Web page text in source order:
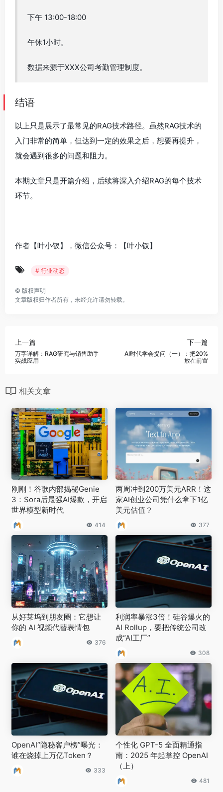
下午 13:00-18:00
午休1小时。
数据来源于XXX公司考勤管理制度。
结语
以上只是展示了最常见的RAG技术路径。虽然RAG技术的
入门非常的简单，但达到一定的效果之后，想要再提升，
就会遇到很多的问题和阻力。
本期文章只是开篇介绍，后续将深入介绍RAG的每个技术
环节。
作者【叶小钗】，微信公众号：【叶小钗】
# 行业动态
© 版权声明
文章版权归作者所有，未经允许请勿转载。
上一篇
万字详解：RAG研究与销售助手
实战应用
下一篇
AI时代学会提问（一）：把20%
放在前置
相关文章
刚刚！谷歌内部揭秘Genie
3：Sora后最强AI爆款，开启
世界模型新时代
414
两周冲到200万美元ARR！这
家AI创业公司凭什么拿下1亿
美元估值？
377
从好莱坞到朋友圈：它想让
你的 AI 视频代替表情包
376
利润率暴涨3倍！硅谷爆火的
AI Rollup，要把传统公司改
成“AI工厂”
308
OpenAI“隐秘客户榜”曝光：
谁在烧掉上万亿Token？
333
个性化 GPT-5 全面精通指
南：2025 年起掌控 OpenAI
（上）
481